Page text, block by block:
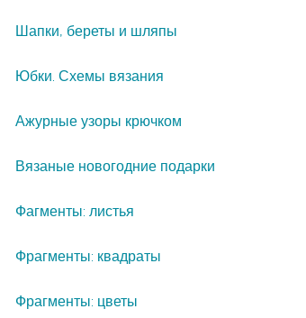
Шапки, береты и шляпы
Юбки. Схемы вязания
Ажурные узоры крючком
Вязаные новогодние подарки
Фагменты: листья
Фрагменты: квадраты
Фрагменты: цветы